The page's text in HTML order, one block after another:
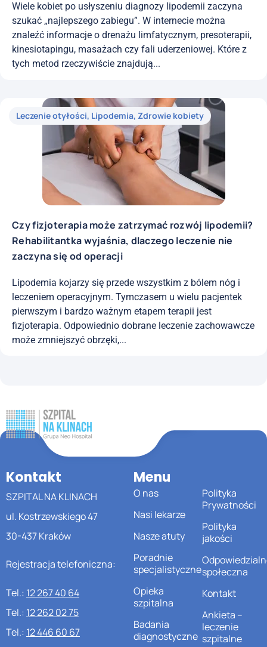
Wiele kobiet po usłyszeniu diagnozy lipodemii zaczyna
szukać „najlepszego zabiegu”. W internecie można
znaleźć informacje o drenażu limfatycznym, presoterapii,
kinesiotapingu, masażach czy fali uderzeniowej. Które z
tych metod rzeczywiście znajdują...
Leczenie otyłości, Lipodemia, Zdrowie kobiety
Czy fizjoterapia może zatrzymać rozwój lipodemii?
Rehabilitantka wyjaśnia, dlaczego leczenie nie
zaczyna się od operacji
Lipodemia kojarzy się przede wszystkim z bólem nóg i
leczeniem operacyjnym. Tymczasem u wielu pacjentek
pierwszym i bardzo ważnym etapem terapii jest
fizjoterapia. Odpowiednio dobrane leczenie zachowawcze
może zmniejszyć obrzęki,...
Kontakt
SZPITAL NA KLINACH
ul. Kostrzewskiego 47
30-437 Kraków
Rejestracja telefoniczna:
Tel.: 12 267 40 64
Tel.: 12 262 02 75
Tel.: 12 446 60 67
Menu
O nas
Nasi lekarze
Nasze atuty
Poradnie
specjalistyczne
Opieka
szpitalna
Badania
diagnostyczne
Polityka
Prywatności
Polityka
jakości
społeczna
Kontakt
Ankieta –
leczenie
szpitalne